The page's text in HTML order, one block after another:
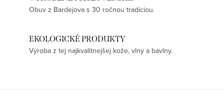
Obuv z Bardejova s 30 ročnou tradíciou.
EKOLOGICKÉ PRODUKTY
Výroba z tej najkvalitnejšej kože, vlny a bavlny.